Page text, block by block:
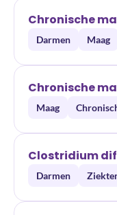
Chronische
Darmen Maag
Chronische
Maag
Clostridium
Darmen